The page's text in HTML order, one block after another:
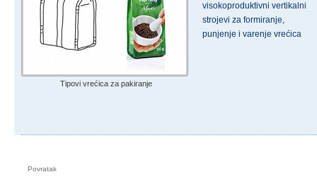
Tipovi vrećica za pakiranje
visokoproduktivni vertikalni
strojevi za formiranje,
punjenje i varenje vrećica
Povratak